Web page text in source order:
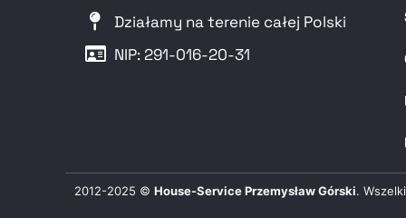
Szybkomocujące Do
Wierteł
Wierteł
312 Wiertła do maszyn
Działamy na terenie całej Polski
NIP: 291-016-20-31​
2012-2025 © House-Service Przemysław Górski.